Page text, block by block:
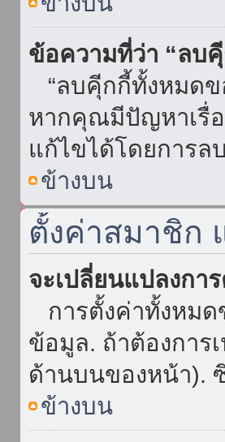
ข้อความที่ว่า “ลบ
“ลบคุีกกี้ทั้งหมดข
หากคุณมีปัญหาเรื่อ
แก้ไขได้โดยการล
ข้างบน
ตั้งค่าสมาชิก
จะเปลี่ยนแปลงกา
การตั้งค่าทั้งหมด
ข้อมูล. ถ้าต้องการ
ด้านบนของหน้า).
ข้างบน